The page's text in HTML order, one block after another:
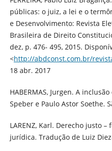
públicas: o juiz, a lei e o
e Desenvolvimento: Revista
Brasileira de Direito
dez, p. 476- 495, 2015.
<http://abdconst.com.br/
18 abr. 2017
HABERMAS, Jurgen. A
Speber e Paulo Astor Soethe.
LARENZ, Karl. Derecho justo
jurídica. Tradução de Luiz